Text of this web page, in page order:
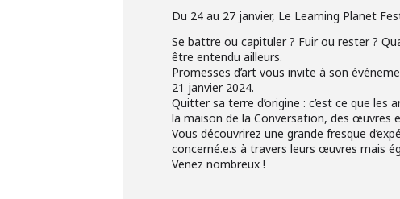
Du 24 au 27 janvier, Le Learning Planet
Se battre ou capituler ? Fuir ou rester ?
être entendu ailleurs.
Promesses d’art vous invite à son
21 janvier 2024.
Quitter sa terre d’origine : c’est ce que
la maison de la Conversation, des œuvres
Vous découvrirez une grande fresque
concerné.e.s à travers leurs œuvres mais
Venez nombreux !